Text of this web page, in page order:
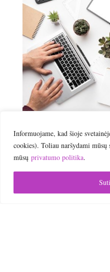
Informuojame, kad šioje
cookies). Toliau naršydami mūsų
mūsų privatumo politika.
KURSAI|